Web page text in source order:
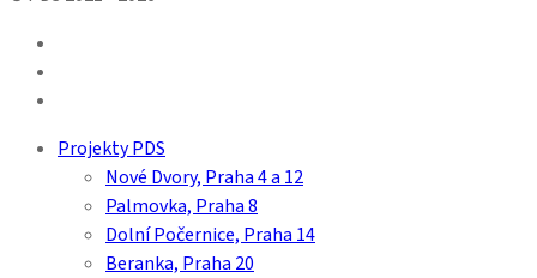
Close Projekty PDS
Nové Dvory, Praha 4 a 12
Palmovka, Praha 8
Dolní Počernice, Praha 14
Beranka, Praha 20